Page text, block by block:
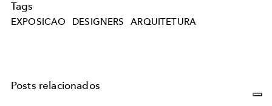
Tags
EXPOSICAO DESIGNERS ARQUITETURA
Posts relacionados